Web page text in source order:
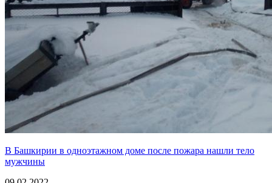
В Башкирии в одноэтажном доме после пожара нашли тело
мужчины